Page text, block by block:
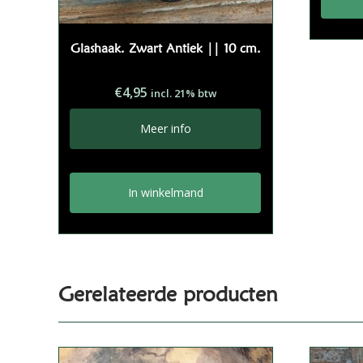
Glashaak. Zwart Antiek || 10 cm.
€4,95 incl. 21% btw
Meer info
In winkelmand
Gerelateerde producten